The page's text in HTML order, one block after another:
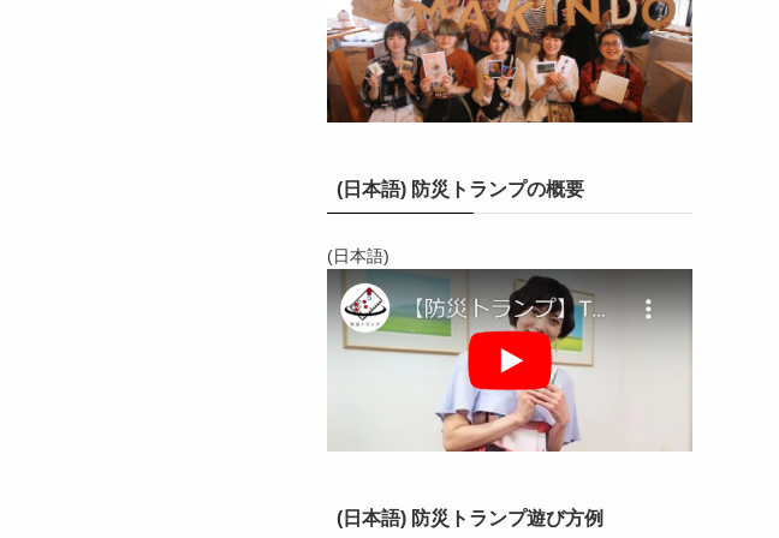
(日本語) 防災トランプの概要
(日本語)
(日本語) 防災トランプ遊び方例